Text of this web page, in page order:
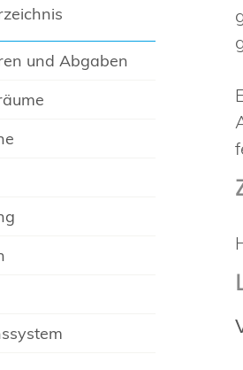
und Abgaben